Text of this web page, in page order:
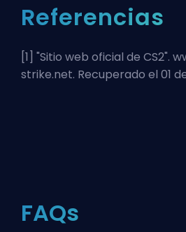
Referencias
[1] "Sitio web oficial de CS2".
strike.net. Recuperado el 01
FAQs